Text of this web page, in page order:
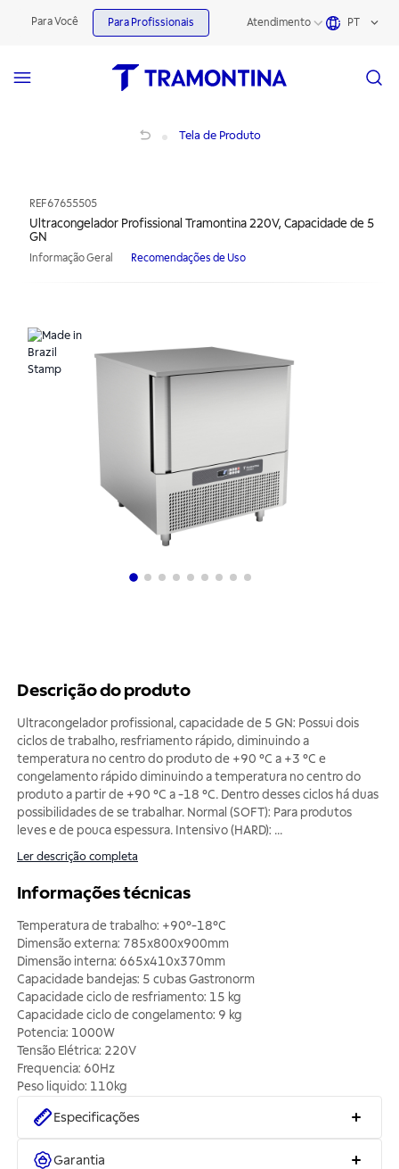
Para Você Para Profissionais Atendimento PT
Tela de Produto
REF67655505
Ultracongelador Profissional Tramontina 220V, Capacidade de 5
GN
Informação Geral Recomendações de Uso
Descrição do produto
Ultracongelador profissional, capacidade de 5 GN: Possui dois
ciclos de trabalho, resfriamento rápido, diminuindo a
temperatura no centro do produto de +90 °C a +3 °C e
congelamento rápido diminuindo a temperatura no centro do
produto a partir de +90 °C a -18 °C. Dentro desses ciclos há duas
possibilidades de se trabalhar. Normal (SOFT): Para produtos
leves e de pouca espessura. Intensivo (HARD): ...
Ler descrição completa
Informações técnicas
Temperatura de trabalho: +90°-18°C
Dimensão externa: 785x800x900mm
Dimensão interna: 665x410x370mm
Capacidade bandejas: 5 cubas Gastronorm
Capacidade ciclo de resfriamento: 15 kg
Capacidade ciclo de congelamento: 9 kg
Potencia: 1000W
Tensão Elétrica: 220V
Frequencia: 60Hz
Peso liquido: 110kg
Especificações
Garantia